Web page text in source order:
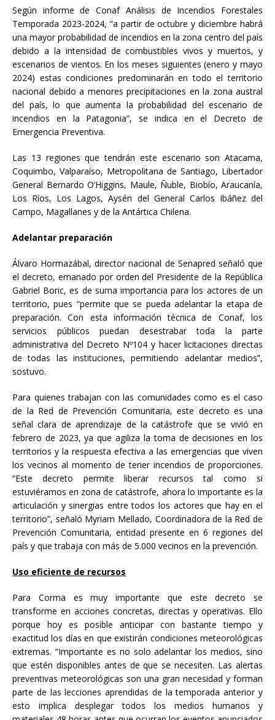
Según informe de Conaf Análisis de Incendios Forestales
Temporada 2023-2024, “a partir de octubre y diciembre habrá
una mayor probabilidad de incendios en la zona centro del país
debido a la intensidad de combustibles vivos y muertos, y
escenarios de vientos. En los meses siguientes (enero y mayo
2024) estas condiciones predominarán en todo el territorio
nacional debido a menores precipitaciones en la zona austral
del país, lo que aumenta la probabilidad del escenario de
incendios en la Patagonia”, se indica en el Decreto de
Emergencia Preventiva.
Las 13 regiones que tendrán este escenario son Atacama,
Coquimbo, Valparaíso, Metropolitana de Santiago, Libertador
General Bernardo O’Higgins, Maule, Ñuble, Biobío, Araucanía,
Los Ríos, Los Lagos, Aysén del General Carlos Ibáñez del
Campo, Magallanes y de la Antártica Chilena.
Adelantar preparación
Álvaro Hormazábal, director nacional de Senapred señaló que
el decreto, emanado por orden del Presidente de la República
Gabriel Boric, es de suma importancia para los actores de un
territorio, pues “permite que se pueda adelantar la etapa de
preparación. Con esta información técnica de Conaf, los
servicios públicos puedan desestrabar toda la parte
administrativa del Decreto Nº104 y hacer licitaciones directas
de todas las instituciones, permitiendo adelantar medios”,
sostuvo.
Para quienes trabajan con las comunidades como es el caso
de la Red de Prevención Comunitaria, este decreto es una
señal clara de aprendizaje de la catástrofe que se vivió en
febrero de 2023, ya que agiliza la toma de decisiones en los
territorios y la respuesta efectiva a las emergencias que viven
los vecinos al momento de tener incendios de proporciones.
“Este decreto permite liberar recursos tal como si
estuviéramos en zona de catástrofe, ahora lo importante es la
articulación y sinergias entre todos los actores que hay en el
territorio”, señaló Myriam Mellado, Coordinadora de la Red de
Prevención Comunitaria, entidad presente en 6 regiones del
país y que trabaja con más de 5.000 vecinos en la prevención.
Uso eficiente de recursos
Para Corma es muy importante que este decreto se
transforme en acciones concretas, directas y operativas. Ello
porque hoy es posible anticipar con bastante tiempo y
exactitud los días en que existirán condiciones meteorológicas
extremas. “Importante es no solo adelantar los medios, sino
que estén disponibles antes de que se necesiten. Las alertas
preventivas meteorológicas son una gran necesidad y forman
parte de las lecciones aprendidas de la temporada anterior y
esto implica desplegar todos los medios humanos y